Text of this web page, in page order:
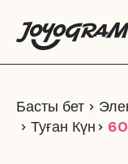
Басты бет
Туған Күн